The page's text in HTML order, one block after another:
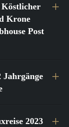
Köstlicher
Krone
Post
Jahrgänge
2023